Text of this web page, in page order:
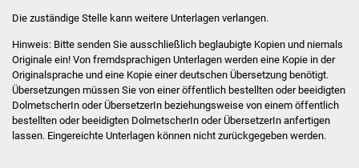
Stadtseniorenrat
Sommerwochen für
Ältere
Die zuständige Stelle kann weitere Unterlagen verlangen.
Hinweis: Bitte senden Sie ausschließlich beglaubigte Kopien und niemals
Originale ein! Von fremdsprachigen Unterlagen werden eine Kopie in der
Originalsprache und eine Kopie einer deutschen Übersetzung benötigt.
Übersetzungen müssen Sie von einer öffentlich bestellten oder beeidigten
DolmetscherIn oder ÜbersetzerIn beziehungsweise von einem öffentlich
bestellten oder beeidigten DolmetscherIn oder ÜbersetzerIn anfertigen
lassen. Eingereichte Unterlagen können nicht zurückgegeben werden.